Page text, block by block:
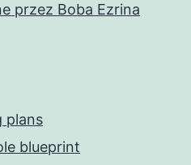
przez Boba Ezrina
plans
blueprint